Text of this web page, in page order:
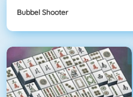
Bubbel Shooter